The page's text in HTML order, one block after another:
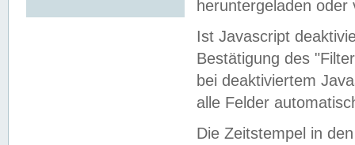
heruntergeladen oder
Ist Javascript
Bestätigung des
bei deaktiviertem
alle Felder
Die Zeitstempel in